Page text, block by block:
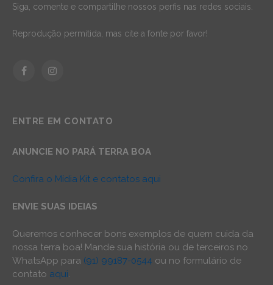
Siga, comente e compartilhe nossos perfis nas redes sociais.
Reprodução permitida, mas cite a fonte por favor!
FacebookInstagram
ENTRE EM CONTATO
ANUNCIE NO PARÁ TERRA BOA
Confira o Mídia Kit e contatos aqui
ENVIE SUAS IDEIAS
Queremos conhecer bons exemplos de quem cuida da
nossa terra boa! Mande sua história ou de terceiros no
WhatsApp para (91) 99187-0544 ou no formulário de
contato aqui.